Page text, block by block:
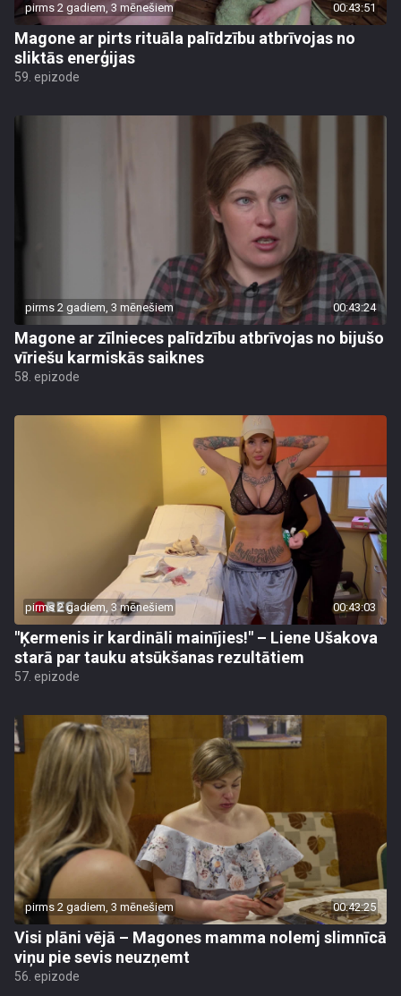
pirms 2 gadiem, 3 mēnešiem 00:43:51
Magone ar pirts rituāla palīdzību atbrīvojas no
sliktās enerģijas
59. epizode
pirms 2 gadiem, 3 mēnešiem 00:43:24
Magone ar zīlnieces palīdzību atbrīvojas no bijušo
vīriešu karmiskās saiknes
58. epizode
pirms 2 gadiem, 3 mēnešiem 00:43:03
"Ķermenis ir kardināli mainījies!" – Liene Ušakova
starā par tauku atsūkšanas rezultātiem
57. epizode
pirms 2 gadiem, 3 mēnešiem 00:42:25
Visi plāni vējā – Magones mamma nolemj slimnīcā
viņu pie sevis neuzņemt
56. epizode